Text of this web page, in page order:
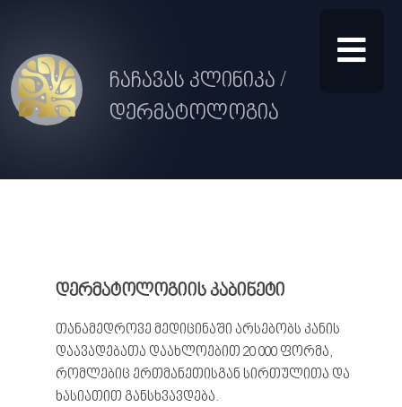
ჩაჩავას კლინიკა /
დერმატოლოგია
დერმატოლოგიის კაბინეტი
თანამედროვე მედიცინაში არსებობს კანის
დაავადებათა დაახლოებით 20 000 ფორმა,
რომლებიც ერთმანეთისგან სირთულითა და
ხასიათით განსხვავდება.